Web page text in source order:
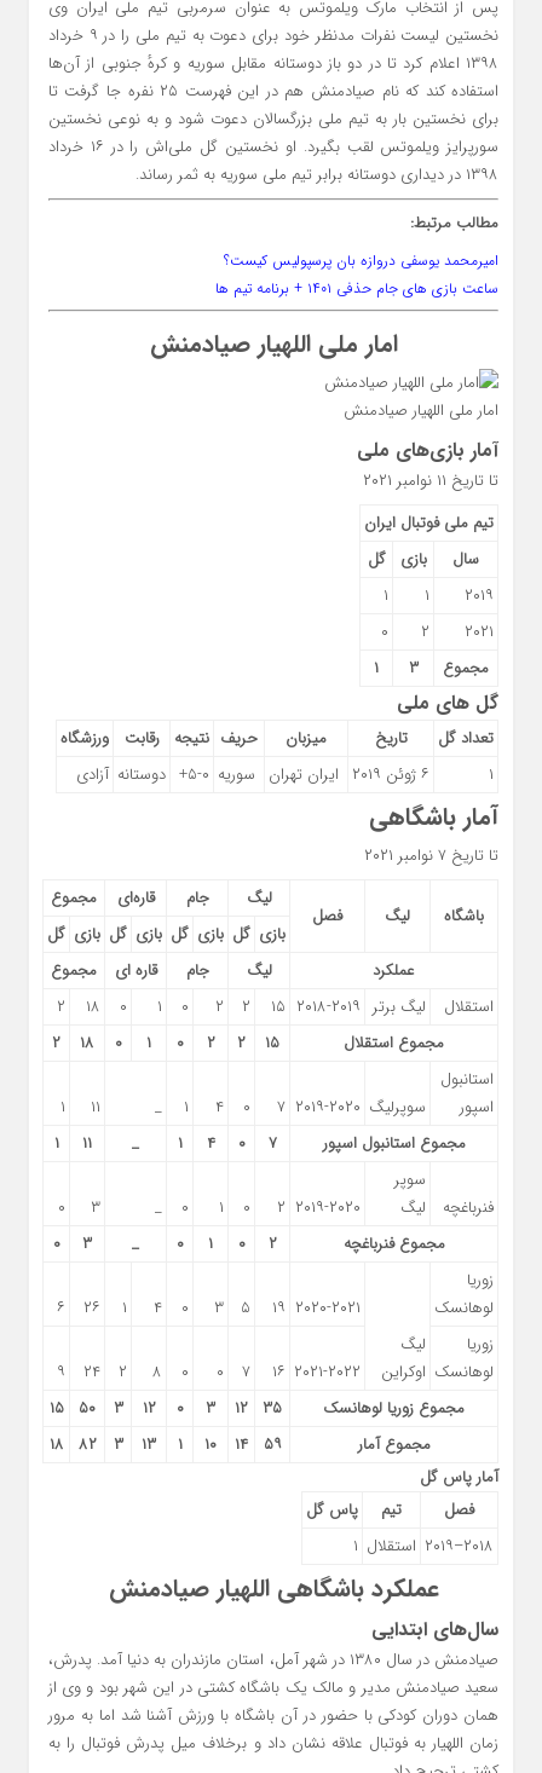
پس از انتخاب مارک ویلموتس به عنوان سرمربی تیم ملی ایران وی
نخستین لیست نفرات مدنظر خود برای دعوت به تیم ملی را در ۹ خرداد
۱۳۹۸ اعلام کرد تا در دو باز دوستانه مقابل سوریه و کرهٔ جنوبی از آن‌ها
استفاده کند که نام صیادمنش هم در این فهرست ۲۵ نفره جا گرفت تا
برای نخستین بار به تیم ملی بزرگسالان دعوت شود و به نوعی نخستین
سورپرایز ویلموتس لقب بگیرد. او نخستین گل ملی‌اش را در ۱۶ خرداد
۱۳۹۸ در دیداری دوستانه برابر تیم ملی سوریه به ثمر رساند.
مطالب مرتبط:
امیرمحمد یوسفی دروازه بان پرسپولیس کیست؟
ساعت بازی های جام حذفی ۱۴۰۱ + برنامه تیم ها
امار ملیاللهیار صیادمنش
امار ملی اللهیار صیادمنش
آمار بازی‌های ملی
تا تاریخ ۱۱ نوامبر ۲۰۲۱
تیم ملی فوتبال ایران
سال
بازی
گل
۲۰۱۹
۱
۱
۲۰۲۱
۲
۰
مجموع
۳ ۱
گل های ملی
تعداد گل تاریخ میزبان حریف نتیجه رقابت
ورزشگاه
۱
۶ ژوئن ۲۰۱۹ ایران تهران سوریه ۵-۰+ دوستانه آزادی
آمار باشگاهی
تا تاریخ ۷ نوامبر ۲۰۲۱
باشگاه لیگ فصل
لیگ جام قاره‌ای
مجموع
بازی گل بازی گل بازی گل بازی گل
عملکرد
لیگ جام قاره ای
مجموع
استقلال
لیگ برتر ۲۰۱۸-۲۰۱۹ ۱۵ ۲ ۲ ۰ ۱ ۰ ۱۸
۲
مجموع استقلال
۱۵ ۲ ۲ ۰ ۱ ۰ ۱۸
۲
استانبول
اسپور
سوپرلیگ ۲۰۱۹-۲۰۲۰ ۷ ۰ ۴ ۱ _ ۱۱
۱
مجموع استانبول اسپور
۷ ۰ ۴ ۱ _ ۱۱ ۱
فنرباغچه
سوپر
لیگ
۲۰۱۹-۲۰۲۰ ۲ ۰ ۱ ۰ _ ۳
۰
مجموع فنرباغچه
۲ ۰ ۱ ۰ _ ۳
۰
زوریا
لوهانسک
لیگ
اوکراین
۲۰۲۰-۲۰۲۱ ۱۹ ۵ ۳ ۰ ۴ ۱ ۲۶
۶
زوریا
لوهانسک
۲۰۲۱-۲۰۲۲ ۱۶ ۷ ۰ ۰ ۸ ۲ ۲۴
۹
مجموع زوریا لوهانسک
۳۵ ۱۲ ۳ ۰ ۱۲ ۳ ۵۰
۱۵
مجموع آمار
۵۹ ۱۴ ۱۰ ۱ ۱۳ ۳ ۸۲
۱۸
آمار پاس گل
فصل
تیم
پاس گل
۲۰۱۸–۲۰۱۹
استقلال ۱
عملکرد باشگاهیاللهیار صیادمنش
سال‌های ابتدایی
صیادمنش در سال ۱۳۸۰ در شهر آمل، استان مازندران به دنیا آمد. پدرش،
سعید صیادمنش مدیر و مالک یک باشگاه کشتی در این شهر بود و وی از
همان دوران کودکی با حضور در آن باشگاه با ورزش آشنا شد اما به مرور
زمان اللهیار به فوتبال علاقه نشان داد و برخلاف میل پدرش فوتبال را به